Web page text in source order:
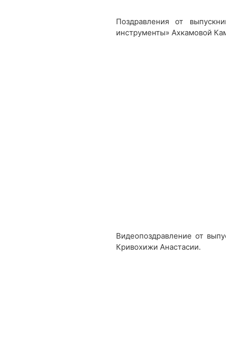
Поздравления от
инструменты» Ахкамовой
Видеопоздравление от
Кривохижи Анастасии.